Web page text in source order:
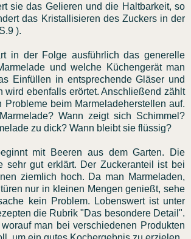
sie das Gelieren und die Haltbarkeit, so
das Kristallisieren des Zuckers in der
).
in der Folge ausführlich das generelle
und welche Küchengerät man
Einfüllen in entsprechende Gläser und
wird ebenfalls erörtet. Anschließend zählt
Probleme beim Marmeladeherstellen auf.
Wann zeigt sich Schimmel?
zu dick? Wann bleibt sie flüssig?
mit Beeren aus dem Garten. Die
sehr gut erklärt. Der Zuckeranteil ist bei
ziemlich hoch. Da man Marmeladen,
nur in kleinen Mengen genießt, sehe
kein Problem. Lobenswert ist unter
die Rubrik "Das besondere Detail".
man bei verschiedenen Produkten